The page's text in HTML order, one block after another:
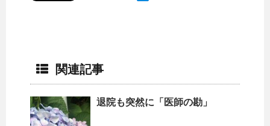
関連記事
退院も突然に「医師の勘」